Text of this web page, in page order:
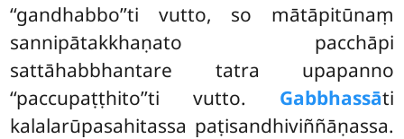
‘‘gandhabbo’’ti vutto, so mātāpitūnaṃ
sannipātakkhaṇato pacchāpi
sattāhabbhantare tatra upapanno
‘‘paccupaṭṭhito’’ti vutto. Gabbhassāti
kalalarūpasahitassa paṭisandhiviññāṇassa.